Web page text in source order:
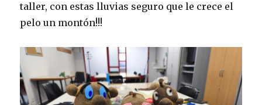
taller, con estas lluvias seguro que le crece el
pelo un montón!!!